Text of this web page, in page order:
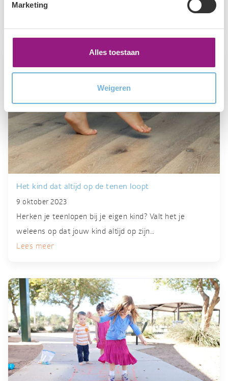
Marketing
Alles toestaan
Weigeren
Het kind dat altijd op de tenen loopt
9 oktober 2023
Herken je teenlopen bij je eigen kind? Valt het je
weleens op dat jouw kind altijd op zijn…
Lees meer